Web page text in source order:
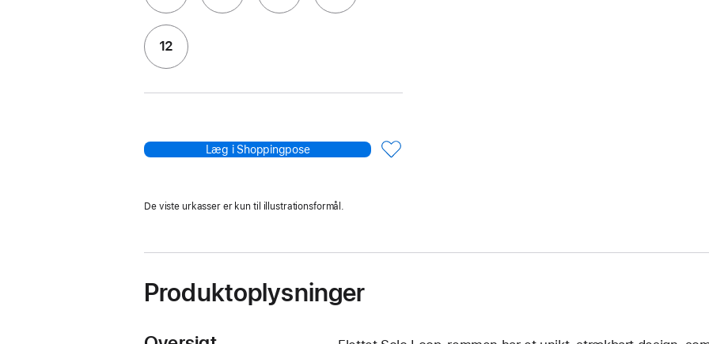
12
Læg i Shoppingpose
De viste urkasser er kun til illustrationsformål.
Produktoplysninger